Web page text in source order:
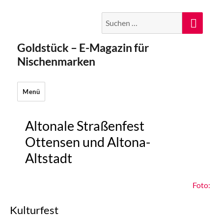
nach:
Goldstück – E-Magazin für
Nischenmarken
Menü
Altonale Straßenfest
Ottensen und Altona-
Altstadt
Foto:
Kulturfest